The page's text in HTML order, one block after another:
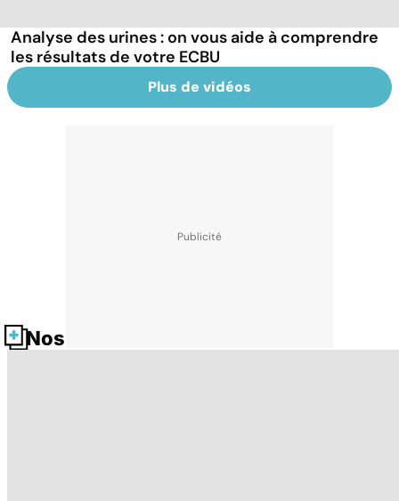
Analyse des urines : on vous aide à comprendre
les résultats de votre ECBU
Plus de vidéos
Nos fiches santé